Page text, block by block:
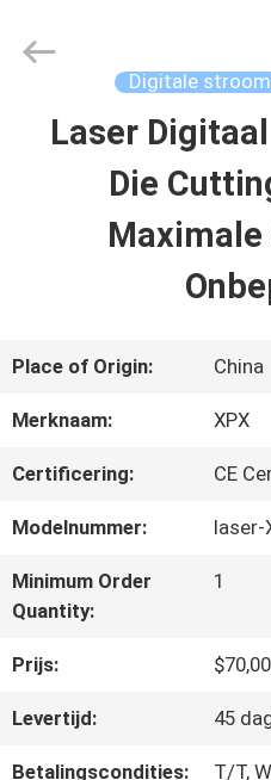
HUIS
PRODUCTEN
OVER
ONS
FABRIEKSTOCHT
Equipment
Digitale
Laser
Die
Place of Origin: China
Merknaam: XPX
Certificering: CE
Modelnummer: laser-
Minimum Order
Quantity:
1
Prijs:
Levertijd: 45
Betalingscondities:
T/T,